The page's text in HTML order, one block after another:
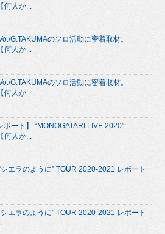
何人か...
G.TAKUMAのソロ活動に密着取材。
何人か...
G.TAKUMAのソロ活動に密着取材。
何人か...
ポート】 “MONOGATARI LIVE 2020”
何人か...
シエラのように” TOUR 2020-2021 レポート
シエラのように” TOUR 2020-2021 レポート